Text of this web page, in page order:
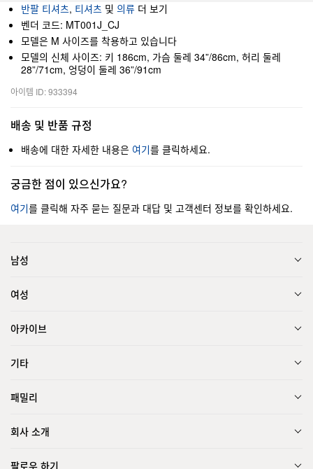
반팔 티셔츠, 티셔츠 및 의류 더 보기
벤더 코드: MT001J_CJ
모델은 M 사이즈를 착용하고 있습니다
모델의 신체 사이즈: 키 186cm, 가슴 둘레 34”/86cm, 허리 둘레
28”/71cm, 엉덩이 둘레 36”/91cm
아이템 ID: 933394
배송 및 반품 규정
배송에 대한 자세한 내용은 여기를 클릭하세요.
궁금한 점이 있으신가요?
여기를 클릭해 자주 묻는 질문과 대답 및 고객센터 정보를 확인하세요.
남성
여성
아카이브
기타
패밀리
회사 소개
팔로우 하기